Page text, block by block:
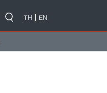
TH
EN